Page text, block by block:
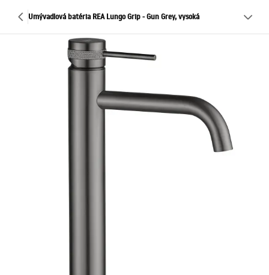
Umývadlová batéria REA Lungo Grip - Gun Grey, vysoká